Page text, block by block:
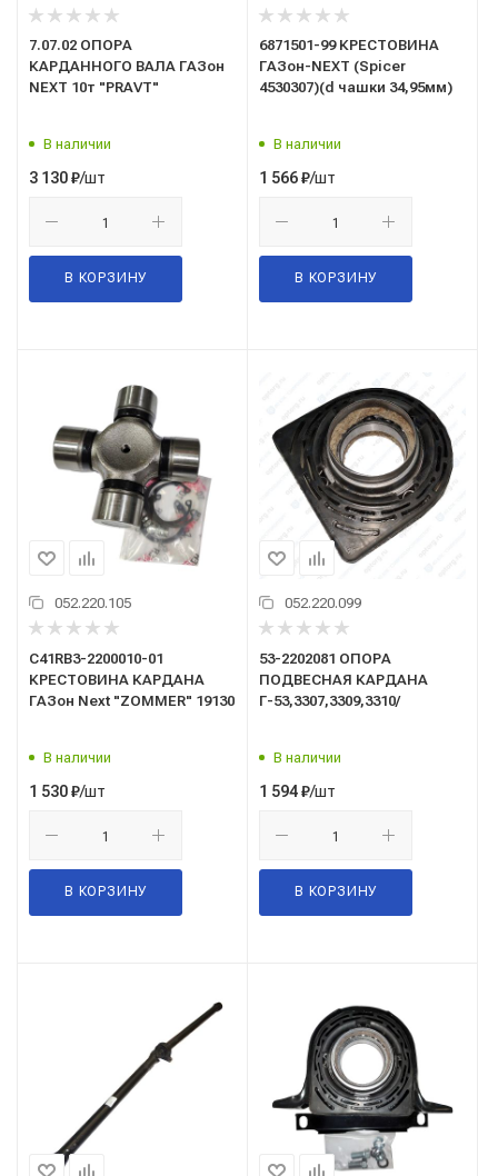
7.07.02 ОПОРА
КАРДАННОГО ВАЛА ГАЗон
NEXT 10т "PRAVT"
В наличии
3 130₽/шт
В КОРЗИНУ
6871501-99 КРЕСТОВИНА
ГАЗон-NEXT (Spicer
4530307)(d чашки 34,95мм)
В наличии
1 566₽/шт
В КОРЗИНУ
052.220.105
C41RB3-2200010-01
КРЕСТОВИНА КАРДАНА
ГАЗон Next "ZOMMER" 19130
В наличии
1 530₽/шт
В КОРЗИНУ
052.220.099
53-2202081 ОПОРА
ПОДВЕСНАЯ КАРДАНА
Г-53,3307,3309,3310/
В наличии
1 594₽/шт
В КОРЗИНУ